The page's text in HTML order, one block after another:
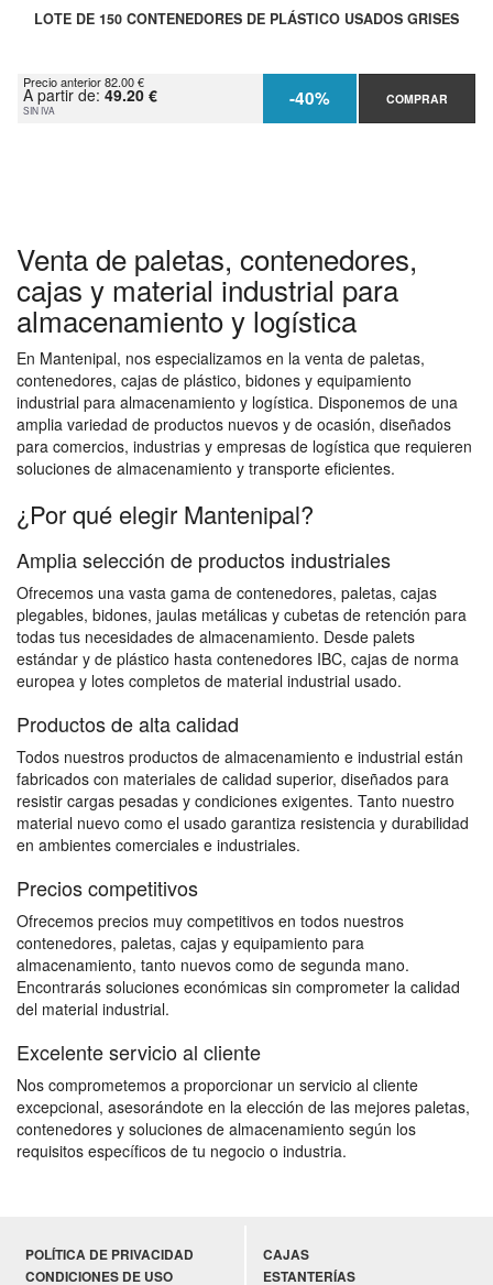
LOTE DE 150 CONTENEDORES DE PLÁSTICO USADOS GRISES
Precio anterior 82.00 €
A partir de: 49.20 €
SIN IVA -40% COMPRAR
Venta de paletas, contenedores,
cajas y material industrial para
almacenamiento y logística
En Mantenipal, nos especializamos en la venta de paletas,
contenedores, cajas de plástico, bidones y equipamiento
industrial para almacenamiento y logística. Disponemos de una
amplia variedad de productos nuevos y de ocasión, diseñados
para comercios, industrias y empresas de logística que requieren
soluciones de almacenamiento y transporte eficientes.
¿Por qué elegir Mantenipal?
Amplia selección de productos industriales
Ofrecemos una vasta gama de contenedores, paletas, cajas
plegables, bidones, jaulas metálicas y cubetas de retención para
todas tus necesidades de almacenamiento. Desde palets
estándar y de plástico hasta contenedores IBC, cajas de norma
europea y lotes completos de material industrial usado.
Productos de alta calidad
Todos nuestros productos de almacenamiento e industrial están
fabricados con materiales de calidad superior, diseñados para
resistir cargas pesadas y condiciones exigentes. Tanto nuestro
material nuevo como el usado garantiza resistencia y durabilidad
en ambientes comerciales e industriales.
Precios competitivos
Ofrecemos precios muy competitivos en todos nuestros
contenedores, paletas, cajas y equipamiento para
almacenamiento, tanto nuevos como de segunda mano.
Encontrarás soluciones económicas sin comprometer la calidad
del material industrial.
Excelente servicio al cliente
Nos comprometemos a proporcionar un servicio al cliente
excepcional, asesorándote en la elección de las mejores paletas,
contenedores y soluciones de almacenamiento según los
requisitos específicos de tu negocio o industria.
POLÍTICA DE PRIVACIDAD
CONDICIONES DE USO
CAJAS
ESTANTERÍAS